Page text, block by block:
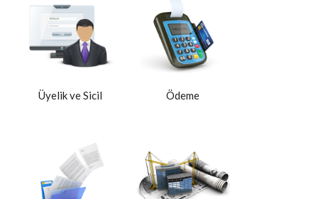
Üyelik ve Sicil Ödeme